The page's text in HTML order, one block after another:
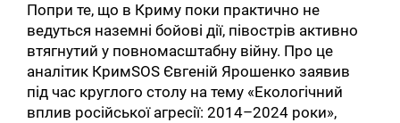
Попри те, що в Криму поки практично не
ведуться наземні бойові дії, півострів активно
втягнутий у повномасштабну війну. Про це
аналітик КримSOS Євгеній Ярошенко заявив
під час круглого столу на тему «Екологічний
вплив російської агресії: 2014–2024 роки»,